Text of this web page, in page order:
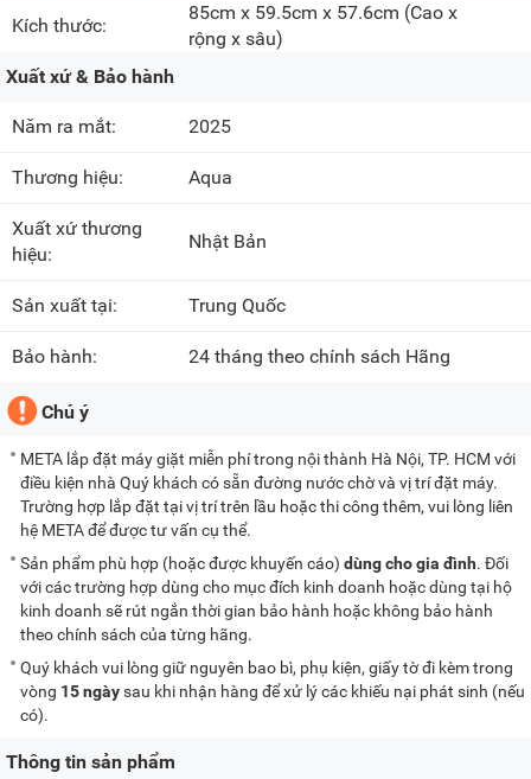
Kích thước:
85cm x 59.5cm x 57.6cm (Cao x
rộng x sâu)
Xuất xứ & Bảo hành
Năm ra mắt: 2025
Thương hiệu: Aqua
Xuất xứ thương
hiệu:
Nhật Bản
Sản xuất tại: Trung Quốc
Bảo hành: 24 tháng theo chính sách Hãng
Chú ý
META lắp đặt máy giặt miễn phí trong nội thành Hà Nội, TP. HCM với
điều kiện nhà Quý khách có sẵn đường nước chờ và vị trí đặt máy.
Trường hợp lắp đặt tại vị trí trên lầu hoặc thi công thêm, vui lòng liên
hệ META để được tư vấn cụ thể.
Sản phẩm phù hợp (hoặc được khuyến cáo) dùng cho gia đình. Đối
với các trường hợp dùng cho mục đích kinh doanh hoặc dùng tại hộ
kinh doanh sẽ rút ngắn thời gian bảo hành hoặc không bảo hành
theo chính sách của từng hãng.
Quý khách vui lòng giữ nguyên bao bì, phụ kiện, giấy tờ đi kèm trong
vòng 15 ngàysau khi nhận hàng để xử lý các khiếu nại phát sinh (nếu
có).
Thông tin sản phẩm